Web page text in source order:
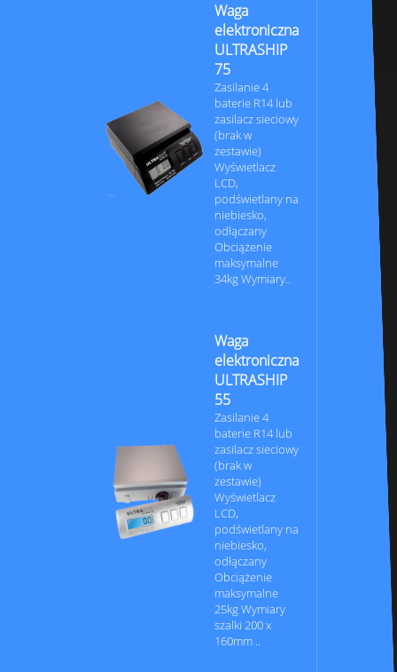
Waga
elektroniczna
ULTRASHIP
75
Zasilanie 4
baterie R14 lub
zasilacz sieciowy
(brak w
zestawie)
Wyświetlacz
LCD,
podświetlany na
niebiesko,
odłączany
Obciążenie
maksymalne
34kg Wymiary..
Waga
elektroniczna
ULTRASHIP
55
Zasilanie 4
baterie R14 lub
zasilacz sieciowy
(brak w
zestawie)
Wyświetlacz
LCD,
podświetlany na
niebiesko,
odłączany
Obciążenie
maksymalne
25kg Wymiary
szalki 200 x
160mm ..